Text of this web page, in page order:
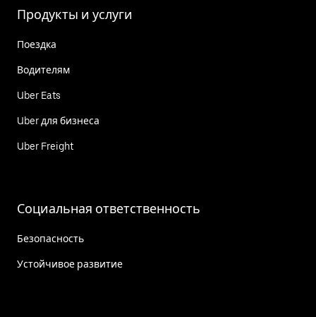
Продукты и услуги
Поездка
Водителям
Uber Eats
Uber для бизнеса
Uber Freight
Социальная ответственность
Безопасность
Устойчивое развитие